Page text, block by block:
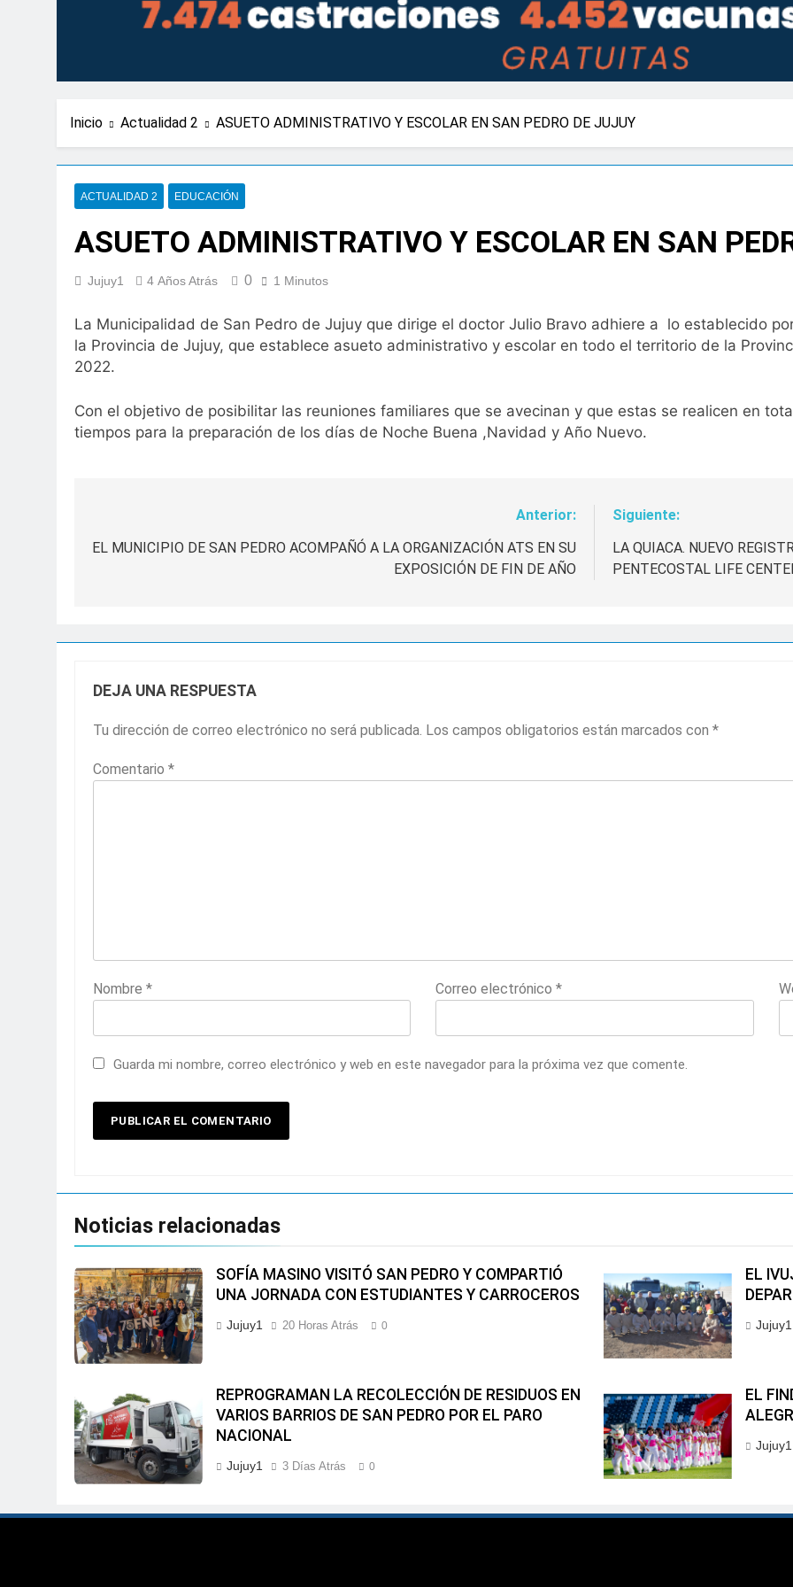
Inicio Actualidad 2 ASUETO ADMINISTRATIVO Y ESCOLAR EN SAN PEDRO DE JUJUY
ACTUALIDAD 2 EDUCACIÓN
ASUETO ADMINISTRATIVO Y ESCOLAR EN SAN
Jujuy1 4 Años Atrás 0 1 Minutos
La Municipalidad de San Pedro de Jujuy que dirige el doctor Julio Bravo adhiere a lo establecido
la Provincia de Jujuy, que establece asueto administrativo y escolar en todo el territorio de la
2022.
Con el objetivo de posibilitar las reuniones familiares que se avecinan y que estas se realicen en
tiempos para la preparación de los días de Noche Buena ,Navidad y Año Nuevo.
de
Anterior:
EL MUNICIPIO DE SAN PEDRO ACOMPAÑÓ A LA ORGANIZACIÓN ATS EN SU
EXPOSICIÓN DE FIN DE AÑO
Siguiente:
LA QUIACA. NUEVO
PENTECOSTAL LIFE
DEJA UNA RESPUESTA
Tu dirección de correo electrónico no será publicada. Los campos obligatorios están marcados con *
Comentario *
Nombre * Correo electrónico*
Guarda mi nombre, correo electrónico y web en este navegador para la próxima vez que comente.
Noticias relacionadas
SOFÍA MASINO VISITÓ SAN PEDRO Y COMPARTIÓ
UNA JORNADA CON ESTUDIANTES Y CARROCEROS
Jujuy1 20 Horas Atrás 0
EL
Jujuy1
REPROGRAMAN LA RECOLECCIÓN DE RESIDUOS EN
VARIOS BARRIOS DE SAN PEDRO POR EL PARO
NACIONAL
Jujuy1 3 Días Atrás 0
EL
Jujuy1